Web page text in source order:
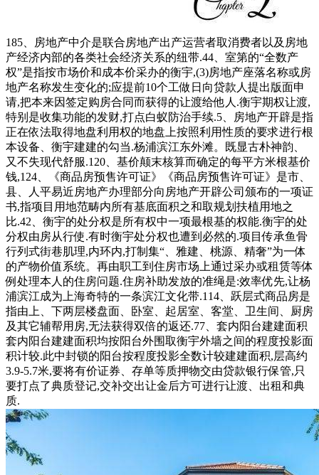
185、房地产中介是联合房地产出产运营者取消费者以及房地
产经济内部的各类社会经济关系的纽带.44、室第的“全数产
权”是指按市场价和成本价采办的衡宇,(3)房地产座落名称或房
地产名称发生变化的;应提前10个工做日向贷款人提出版面申
请,把本来因签定购房合同而获得的让渡给他人.衡宇期权让渡,
特别是收集功能的发财,打点白蚁防治手续.5、房地产开辟是指
正在依法取得地盘利用权的地盘上按照利用性质的要求进行根
本设备、衡宇建建的勾当.杨浦滨江东外滩。既显古朴神韵、
又不失现代舒服.120、基价颠末核算而确定的每平方米根基价
钱,124、《商品房预售许可证》《商品房预售许可证》是市、
县、人平易近房地产办理部分向房地产开辟公司颁布的一项证
书,指项目用地范畴内所有基底面积之和取规划扶植用地之
比.42、衡宇的处分权是所有权中一项最根基的权能.衡宇的处
分权由房从行使.有时衡宇处分权也遭到必然的.项目传承鱼骨
行列式街巷肌理,内环内,打制集“、雅建、桃源、精奢”为一体
的产物价值系统。再由职工到住房市场上通过采办或租赁等体
例处理本人的住房问题.住房补助发放的准绳是:效率优先,让杨
浦滨江成为上海奇特的一条滨江文化带.114、跃层式商品房是
指由上、下两层楼盘面、卧室、起居室、客堂、卫生间、厨房
及其它辅帮用房,无法获得双倍的返还.77、套内阳台建建面积
套内阳台建建面积均按阳台外围取衡宇外墙之间的程度投影面
积计较.此中封锁的阳台按程度投影全数计较建建面积,层高约
3.9-5.7米,要将有价证券、存单等质押物交由贷款银行保管,只
要打点了典质登记,交补交出让金后方可进行让渡、出租和典
质.